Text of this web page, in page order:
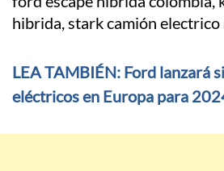
LEA TAMBIÉN: Ford lanzará
eléctricos en Europa para